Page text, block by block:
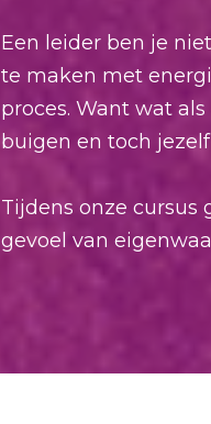
Een leider ben je
te maken met
proces. Want wat
buigen en toch
Tijdens onze
gevoel van